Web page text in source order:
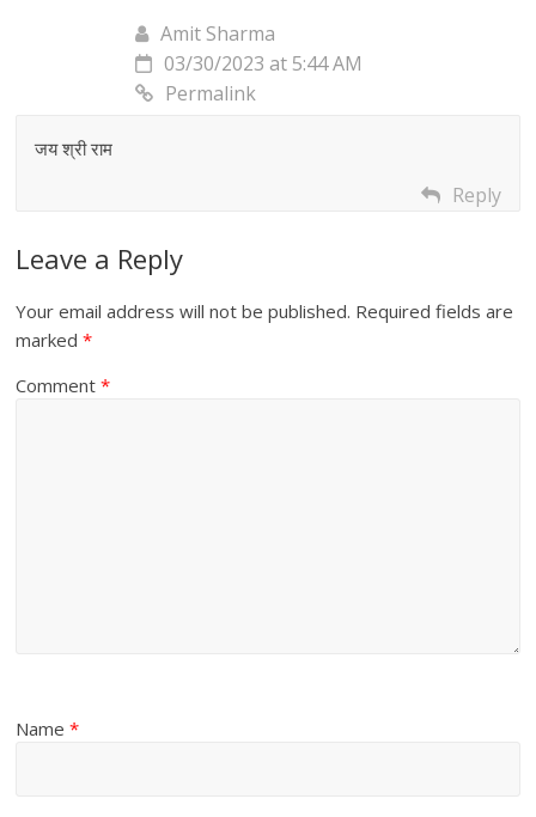
Amit Sharma
03/30/2023 at 5:44 AM
Permalink
जय श्री राम
Reply
Leave a Reply
Your email address will not be published. Required fields are
marked*
Comment*
Name*